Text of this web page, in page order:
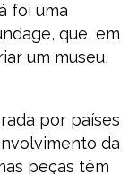
foi uma
que, em
um museu,
por países
da
peças têm